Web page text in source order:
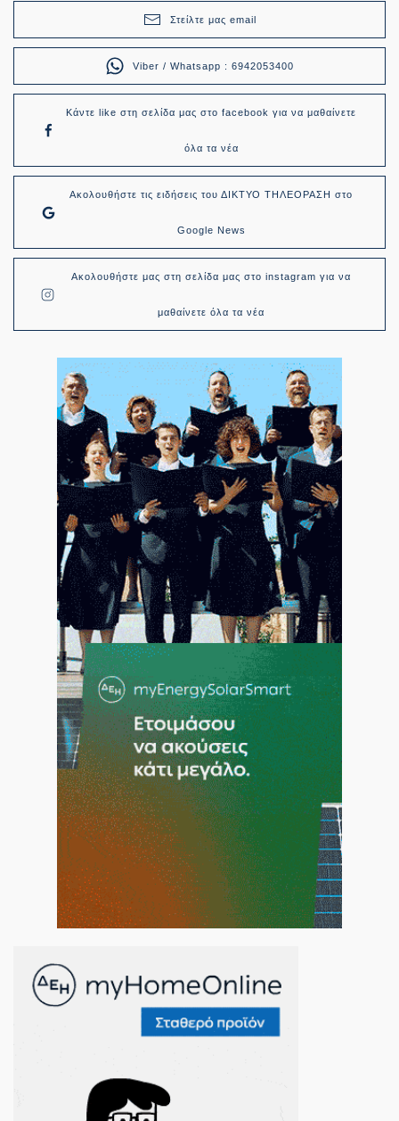
Στείλτε μας email
Viber / Whatsapp : 6942053400
Κάντε like στη σελίδα μας στο facebook για να μαθαίνετε
όλα τα νέα
Ακολουθήστε τις ειδήσεις του ΔΙΚΤΥΟ ΤΗΛΕΟΡΑΣΗ στο
Google News
Ακολουθήστε μας στη σελίδα μας στο instagram για να
μαθαίνετε όλα τα νέα